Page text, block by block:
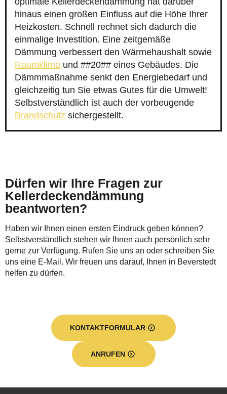
hinaus einen großen Einfluss auf die Höhe Ihrer
Heizkosten. Schnell rechnet sich dadurch die
einmalige Investition. Eine zeitgemäße
Dämmung verbessert den Wärmehaushalt sowie
Raumklima und ##20## eines Gebäudes. Die
Dämmmaßnahme senkt den Energiebedarf und
gleichzeitig tun Sie etwas Gutes für die Umwelt!
Selbstverständlich ist auch der vorbeugende
Brandschutz sichergestellt.
Dürfen wir Ihre Fragen zur
Kellerdeckendämmung
beantworten?
Haben wir Ihnen einen ersten Eindruck geben können?
Selbstverständlich stehen wir Ihnen auch persönlich sehr
gerne zur Verfügung. Rufen Sie uns an oder schreiben Sie
uns eine E-Mail. Wir freuen uns darauf, Ihnen in Beverstedt
helfen zu dürfen.
KONTAKTFORMULAR
ANRUFEN